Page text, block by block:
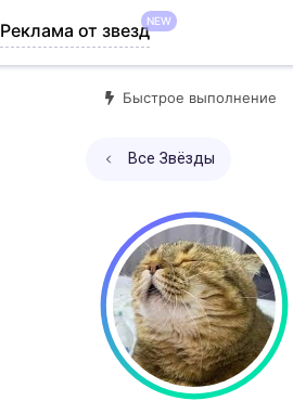
Реклама от звездNEW
Быстрое выполнение
Все Звёзды